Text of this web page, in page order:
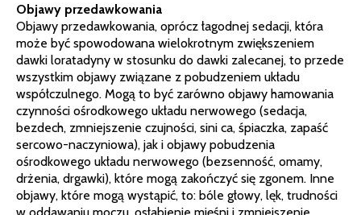
Objawy przedawkowania
Objawy przedawkowania, oprócz łagodnej sedacji, która
może być spowodowana wielokrotnym zwiększeniem
dawki loratadyny w stosunku do dawki zalecanej, to przede
wszystkim objawy związane z pobudzeniem układu
współczulnego. Mogą to być zarówno objawy hamowania
czynności ośrodkowego układu nerwowego (sedacja,
bezdech, zmniejszenie czujności, sini ca, śpiaczka, zapaść
sercowo-naczyniowa), jak i objawy pobudzenia
ośrodkowego układu nerwowego (bezsenność, omamy,
drżenia, drgawki), które mogą zakończyć się zgonem. Inne
objawy, które mogą wystąpić, to: bóle głowy, lęk, trudności
w oddawaniu moczu, osłabienie mięśni i zmniejszenie